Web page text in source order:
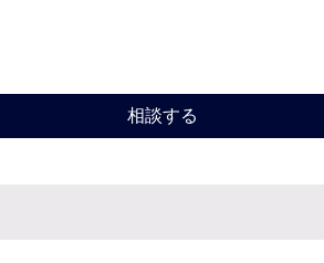
相談する